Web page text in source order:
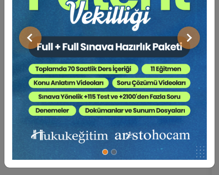
Önceki Sonraki
Nuran CANPOLAT (Yarg. Onur. Üy.)
A'dan Z'ye Trafik Kazalarından Kaynaklanan
Tazminat Davaları (2 Video)